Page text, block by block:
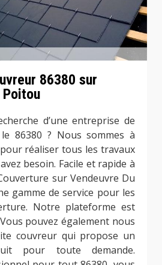
86380 sur
Poitou
d’une entreprise de
86380 ? Nous sommes à
réaliser tous les travaux
besoin. Facile et rapide à
sur Vendeuvre Du
gamme de service pour les
Notre plateforme est
pouvez également nous
couvreur qui propose un
pour toute demande.